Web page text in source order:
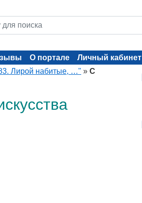
О портале
Личный кабинет
Лирой набитые, …" » С